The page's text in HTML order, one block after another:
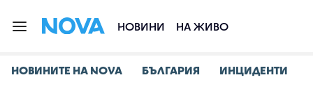
НОВИНИ НА ЖИВО
НОВИНИТЕ НА NOVA БЪЛГАРИЯ ИНЦИДЕНТИ